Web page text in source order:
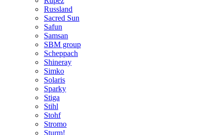
Russland
Sacred Sun
Safun
Samsan
SBM group
Scheppach
Shineray
Simko
Solaris
Sparky
Stiga
Stihl
Stohf
Stromo
Sturm!